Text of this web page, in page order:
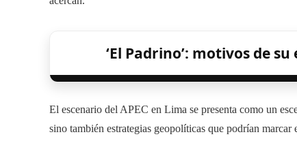
‘El Padrino’: motivos de
El escenario del APEC en Lima se presenta como un
sino también estrategias geopolíticas que podrían